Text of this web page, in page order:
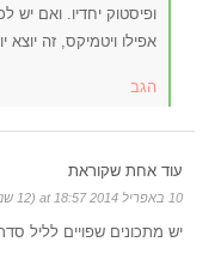
ופיסטוק יחדיו. ואם יש
אפילו ויטמיקס, זה יוצא
הגב
עוד אחת שקוראת
10 באפריל 2014 at 18:57 (12 שנים ago)
יש מתכונים שפויים לליל